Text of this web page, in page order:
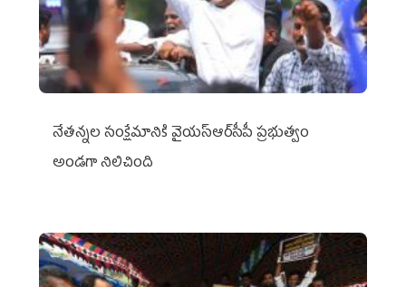
నేతన్నల సంక్షేమానికి వైయ‌స్ఆర్‌సీపీ ప్రభుత్వం
అండగా నిలిచింది